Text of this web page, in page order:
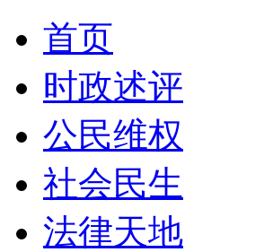
首页
时政述评
公民维权
社会民生
法律天地